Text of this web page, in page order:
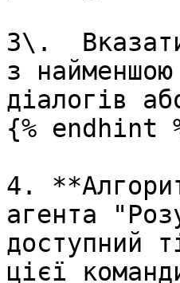
3\.
з
діалогів
{% endhint
4.
агента
доступний
цієї